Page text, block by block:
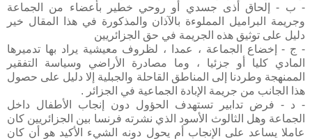
- ب - إلحاق أذى جسدي أو روحي خطير بأعضاء من الجماعة
وجريمة البراميل المملوءة بالآذان والمذكورة في هذا المقال خير
دليل على توثيق هذه الجريمة في حق الجزائريين
- ج - إخضاع الجماعة ، عمدا ، لظروف معيشية يراد بها تدميرها
المادي كليا أو جزئيا ، وما مصادرة الأراضي وسياسة التفقير
الممنهجة وطردنا إلى المناطق القاحلة والجبلية إلا دليل على حصول
هذا الجانب من جريمة الإبادة الجماعية في الجزائر .
- د - فرض تدابير تستهدف الحؤول دون إنجاب الأطفال داخل
الجماعة وهل الثالوث الأسود الذي نشرته فرنسا بين الجزائريين كان
عاملا يساعد على الإنجاب أم يحول دونه الشيء الأكيد هو أن كان